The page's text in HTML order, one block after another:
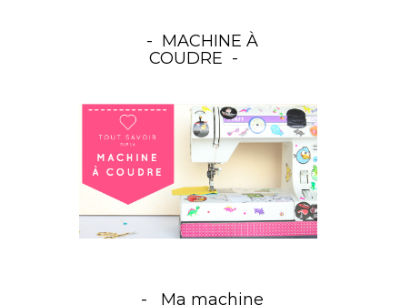
MACHINE À
COUDRE
Ma machine